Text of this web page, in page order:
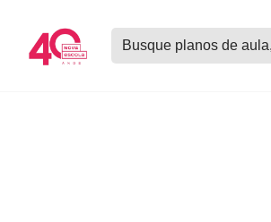
Buscar
planos